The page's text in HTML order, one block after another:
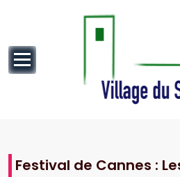
Festival de Cannes :